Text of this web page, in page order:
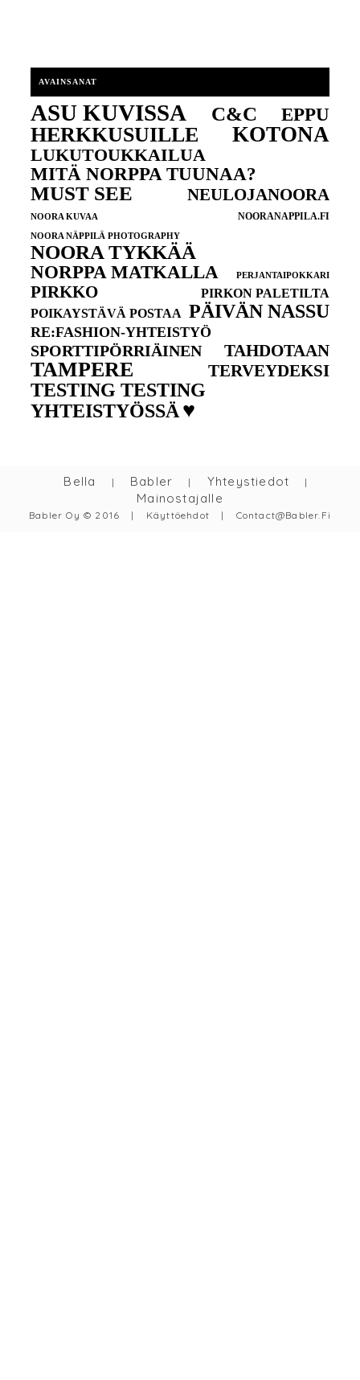
AVAINSANAT
ASU KUVISSA C&C EPPU
HERKKUSUILLE KOTONA
LUKUTOUKKAILUA
MITÄ NORPPA TUUNAA?
MUST SEE NEULOJANOORA
NOORA KUVAA NOORANAPPILA.FI
NOORA NÄPPILÄ PHOTOGRAPHY
NOORA TYKKÄÄ
NORPPA MATKALLA PERJANTAIPOKKARI
PIRKKO
PIRKON PALETILTA
POIKAYSTÄVÄ POSTAA PÄIVÄN NASSU
RE:FASHION-YHTEISTYÖ
SPORTTIPÖRRIÄINEN TAHDOTAAN
TAMPERE TERVEYDEKSI
TESTING TESTING
YHTEISTYÖSSÄ♥
Bella | Babler | Yhteystiedot |
Mainostajalle
Babler Oy © 2016 | Käyttöehdot | Contact@babler.fi